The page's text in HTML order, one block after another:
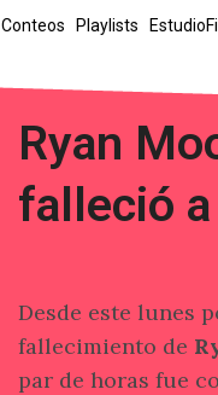
Conteos Playlists
Ryan
falleció
Desde este lunes
fallecimiento de
par de horas fue